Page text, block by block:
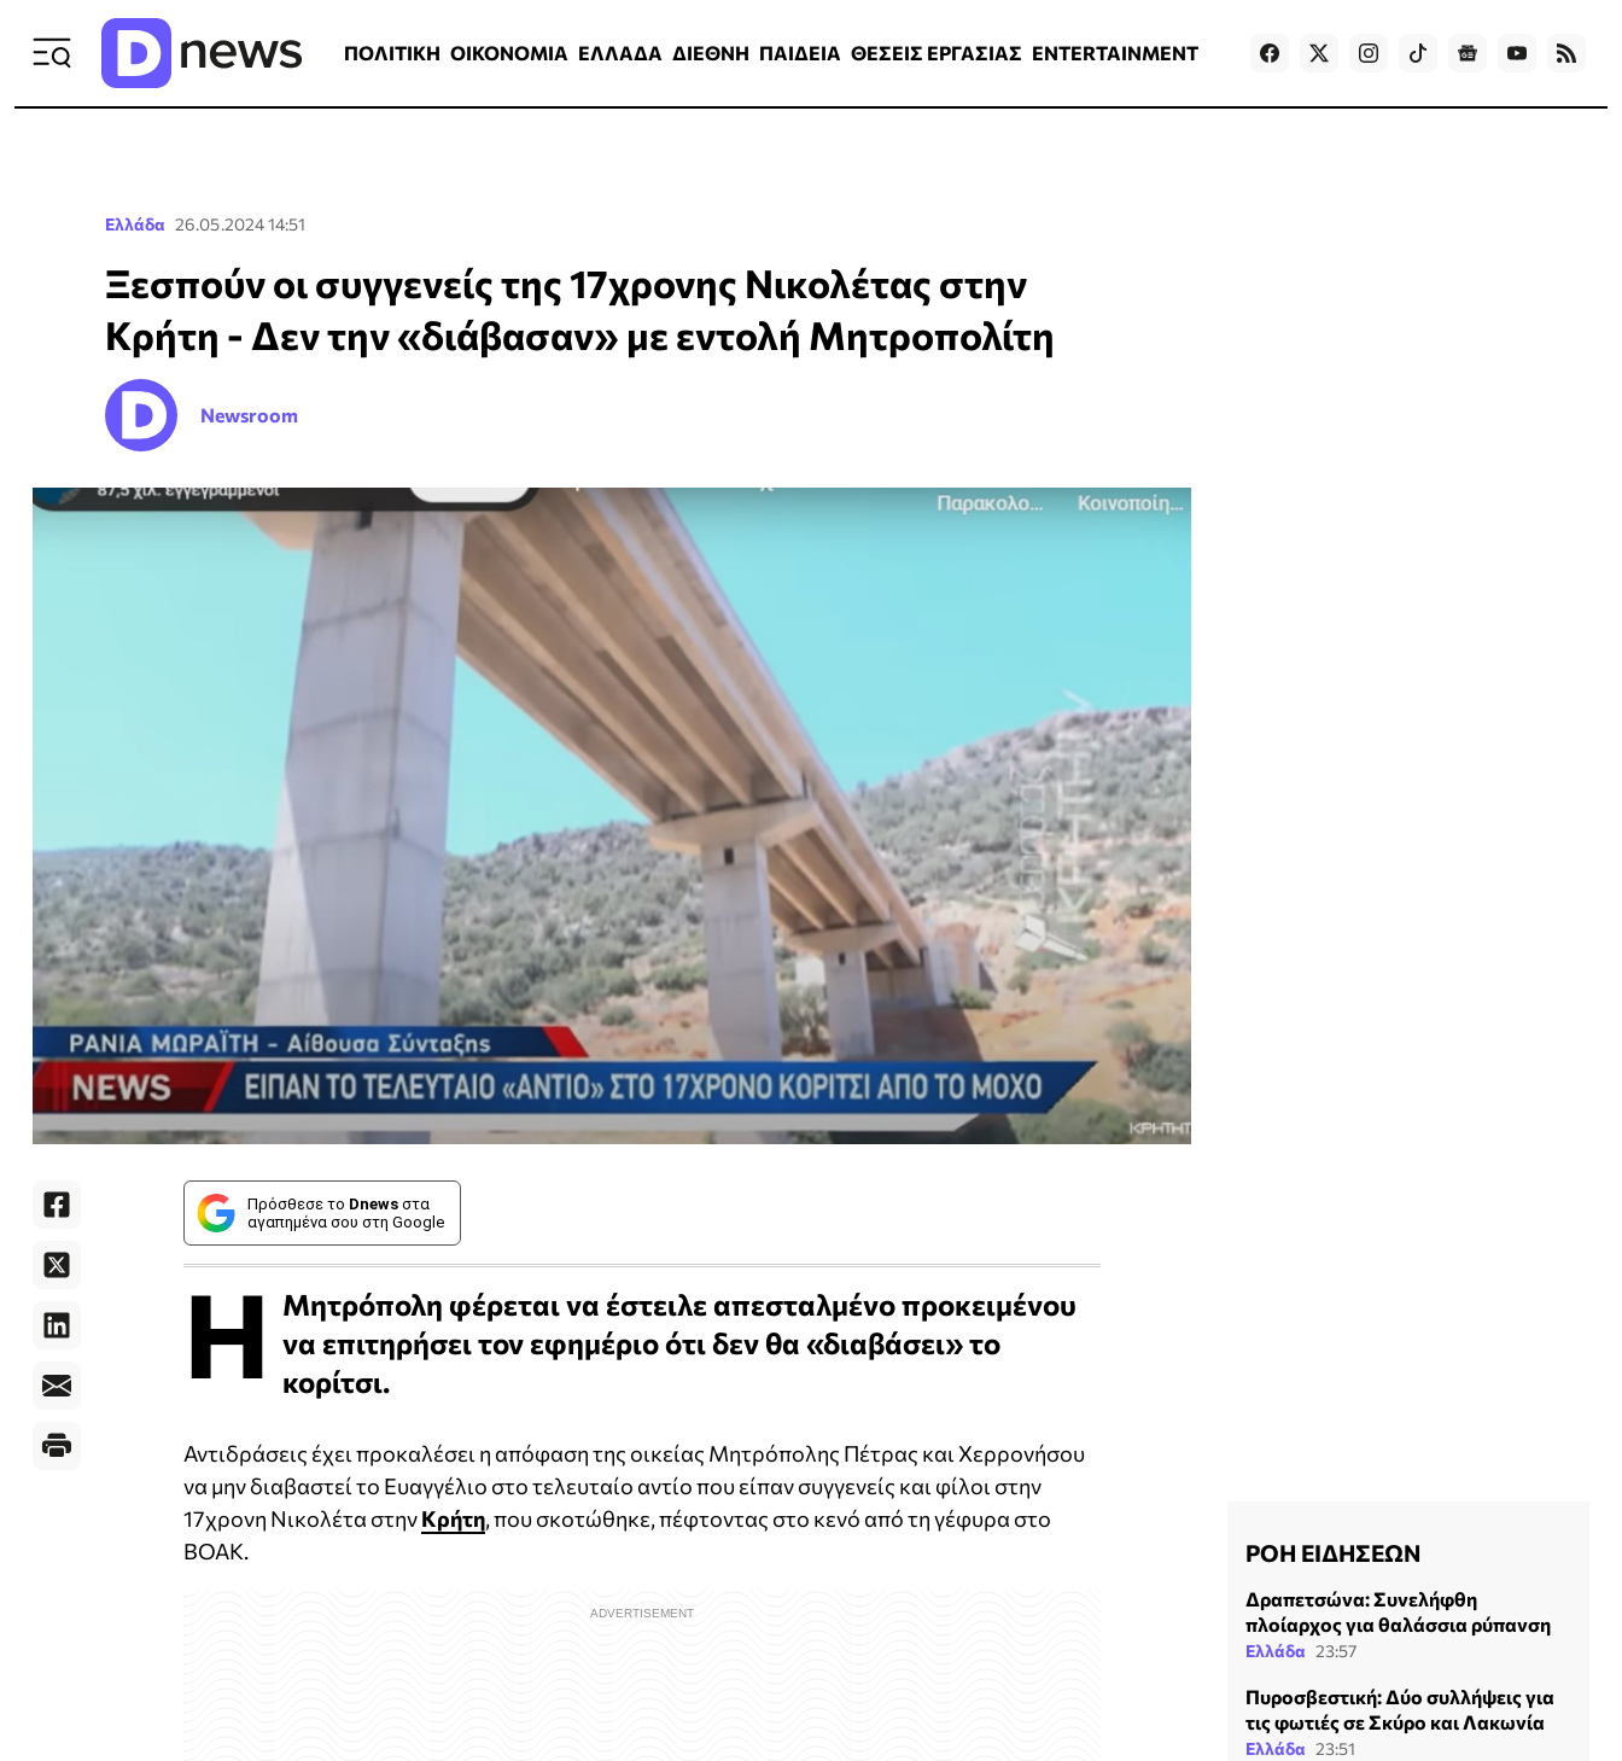
ΠΟΛΙΤΙΚΗ ΟΙΚΟΝΟΜΙΑ ΕΛΛΑΔΑ ΔΙΕΘΝΗ ΠΑΙΔΕΙΑ ΘΕΣΕΙΣ ΕΡΓΑΣΙΑΣ ENTERTAINMENT Games
Ελλάδα 26.05.2024 14:51
Ξεσπούν οι συγγενείς της 17χρονης Νικολέτας στην
Κρήτη - Δεν την «διάβασαν» με εντολή Μητροπολίτη
Newsroom
Πρόσθεσε το Dnews στα
αγαπημένα σου στη Google
Η Μητρόπολη φέρεται να έστειλε απεσταλμένο προκειμένου
να επιτηρήσει τον εφημέριο ότι δεν θα «διαβάσει» το
κορίτσι.
Αντιδράσεις έχει προκαλέσει η απόφαση της οικείας Μητρόπολης Πέτρας και Χερρονήσου
να μην διαβαστεί το Ευαγγέλιο στο τελευταίο αντίο που είπαν συγγενείς και φίλοι στην
17χρονη Νικολέτα στηνΚρήτη, που σκοτώθηκε, πέφτοντας στο κενό από τη γέφυρα στο
ΒΟΑΚ.
ΡΟΗ ΕΙΔΗΣΕΩΝ
Δραπετσώνα: Συνελήφθη
πλοίαρχος για θαλάσσια ρύπανση
Ελλάδα 23:57
Πυροσβεστική: Δύο συλλήψεις για
τις φωτιές σε Σκύρο και Λακωνία
Ελλάδα 23:51